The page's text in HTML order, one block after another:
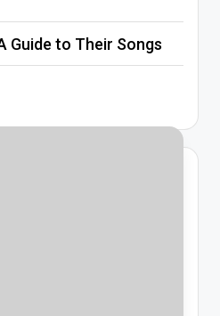
Guide to Their Songs